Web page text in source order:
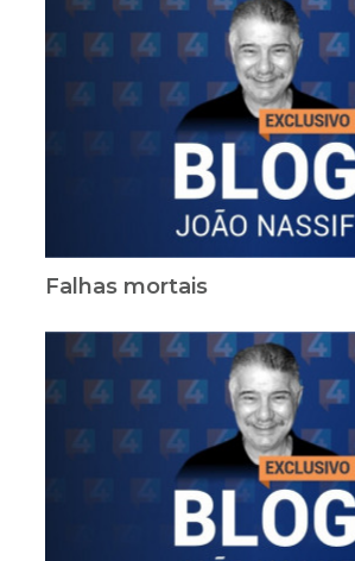
Falhas mortais